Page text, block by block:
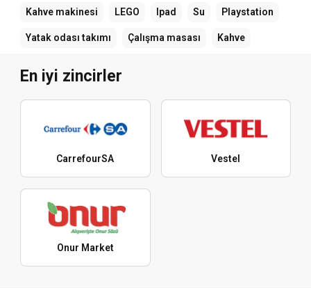
Kahve makinesi LEGO Ipad Su Playstation
Yatak odası takımı Çalışma masası Kahve
En iyi zincirler
CarrefourSA Vestel
Onur Market